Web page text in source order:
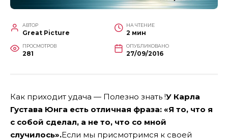
АВТОР
Great Picture
НА ЧТЕНИЕ
2 мин
ПРОСМОТРОВ
281
ОПУБЛИКОВАНО
27/09/2016
Как приходит удача — Полезно знать !У Карла
Густава Юнга есть отличная фраза: «Я то, что я
с собой сделал, а не то, что со мной
случилось».Если мы присмотримся к своей